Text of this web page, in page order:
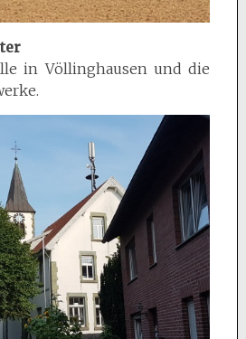
in Völlinghausen und die